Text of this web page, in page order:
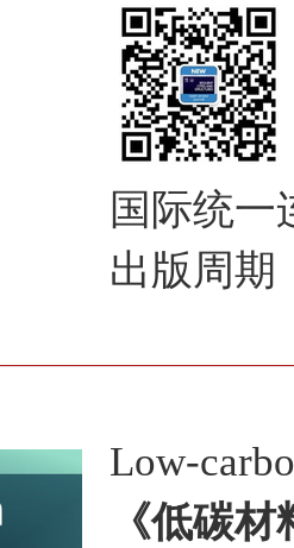
国际统一
出版周期
Low-
《低碳